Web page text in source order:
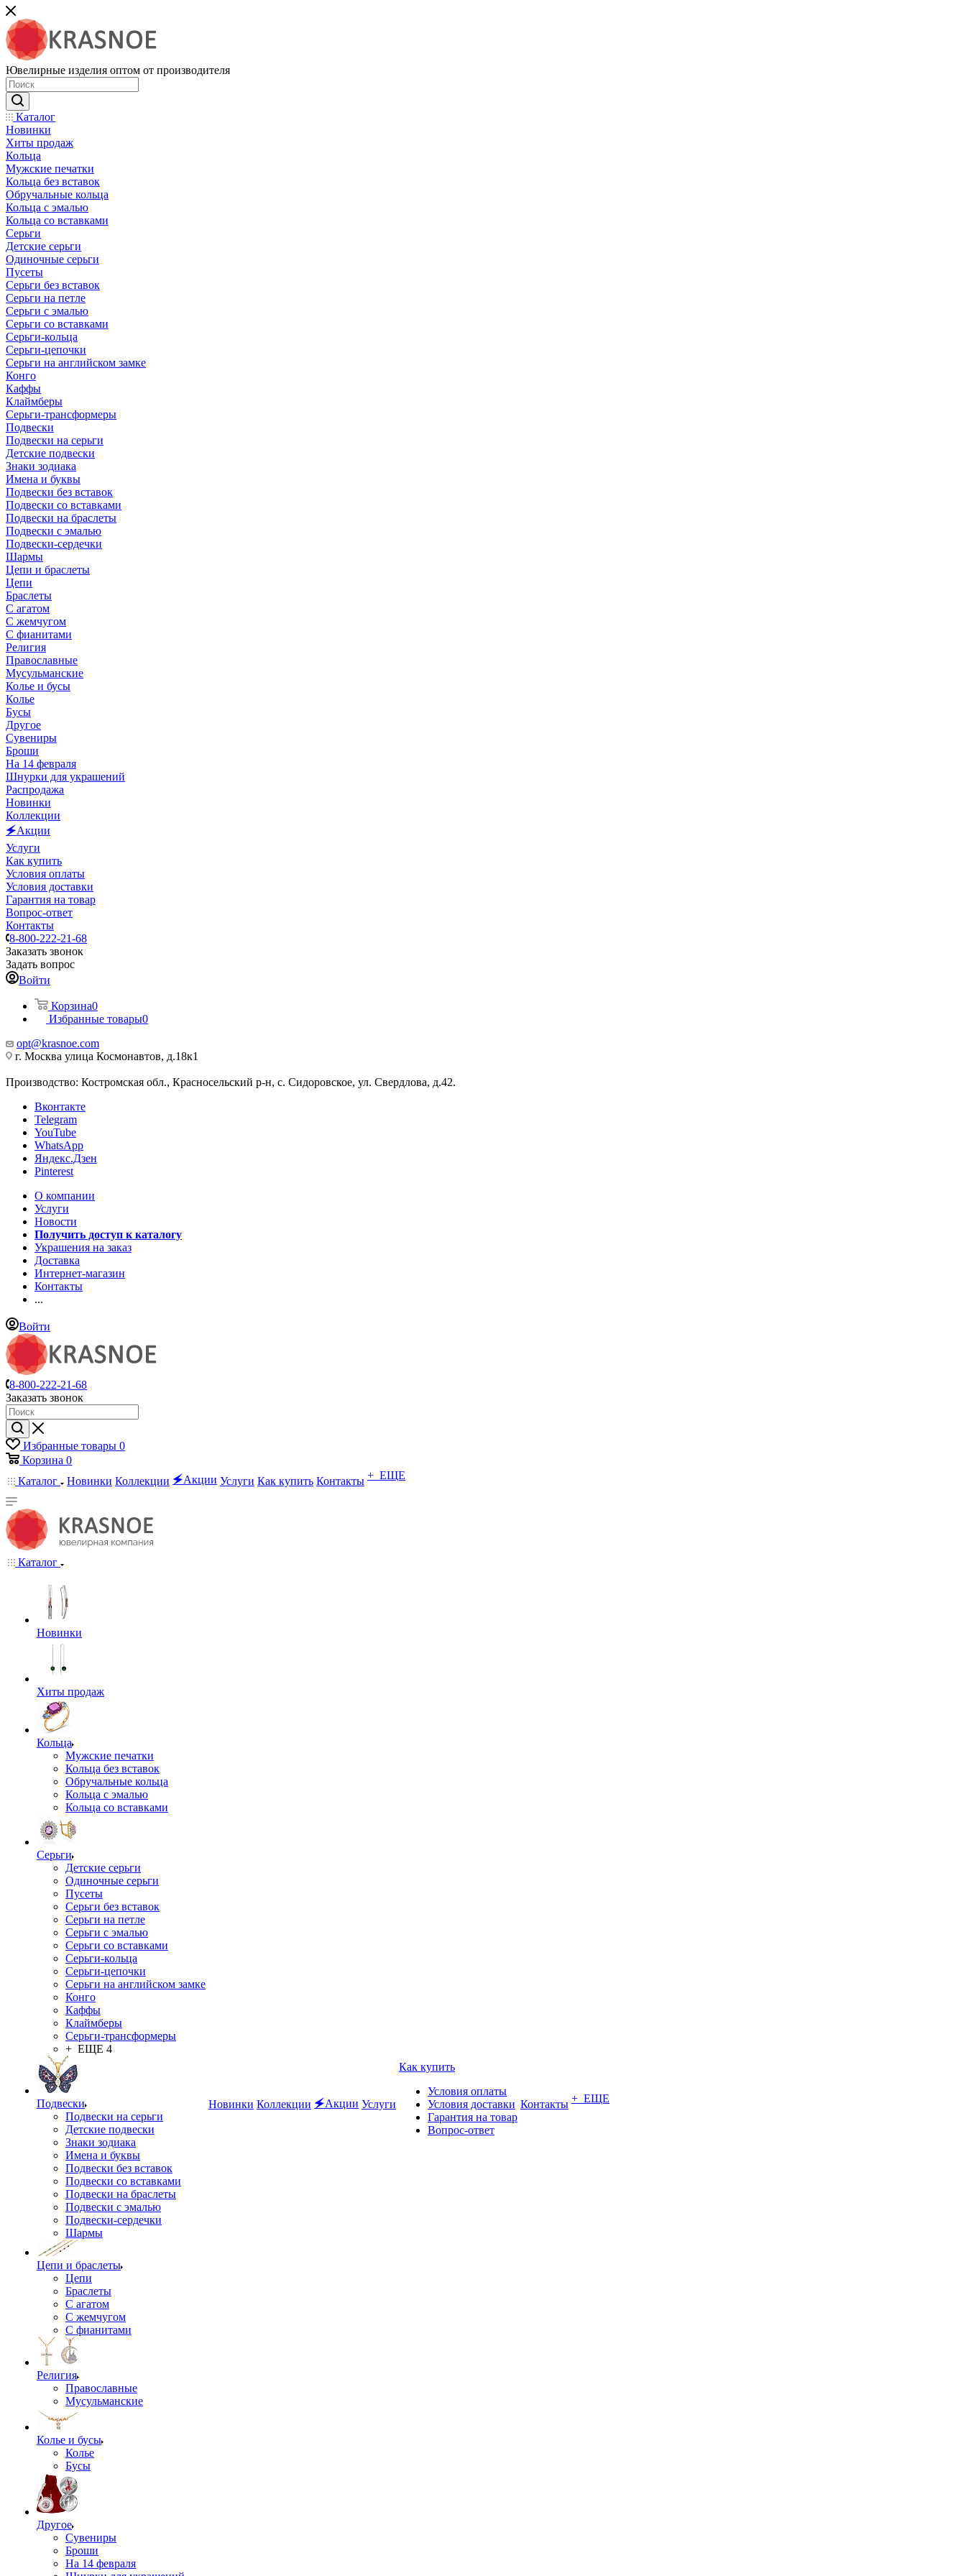
Ювелирные изделия оптом от производителя
Каталог
Новинки
Хиты продаж
Кольца
Мужские печатки
Кольца без вставок
Обручальные кольца
Кольца с эмалью
Кольца со вставками
Серьги
Детские серьги
Одиночные серьги
Пусеты
Серьги без вставок
Серьги на петле
Серьги с эмалью
Серьги со вставками
Серьги-кольца
Серьги-цепочки
Серьги на английском замке
Конго
Каффы
Клаймберы
Серьги-трансформеры
Подвески
Подвески на серьги
Детские подвески
Знаки зодиака
Имена и буквы
Подвески без вставок
Подвески со вставками
Подвески на браслеты
Подвески с эмалью
Подвески-сердечки
Шармы
Цепи и браслеты
Цепи
Браслеты
С агатом
С жемчугом
С фианитами
Религия
Православные
Мусульманские
Колье и бусы
Колье
Бусы
Другое
Сувениры
Броши
На 14 февраля
Шнурки для украшений
Распродажа
Новинки
Коллекции
🗲Акции
Услуги
Как купить
Условия оплаты
Условия доставки
Гарантия на товар
Вопрос-ответ
Контакты
8-800-222-21-68
Заказать звонок
Задать вопрос
Войти
Корзина0
Избранные товары0
opt@krasnoe.com
г. Москва улица Космонавтов, д.18к1
Производство: Костромская обл., Красносельский р-н, с. Сидоровское, ул. Свердлова, д.42.
Вконтакте
Telegram
YouTube
WhatsApp
Яндекс.Дзен
Pinterest
О компании
Услуги
Новости
Получить доступ к каталогу
Украшения на заказ
Доставка
Интернет-магазин
Контакты
...
Войти
8-800-222-21-68
Заказать звонок
Избранные товары 0
Корзина 0
Каталог
Новинки Коллекции 🗲Акции Услуги Как купить Контакты + ЕЩЕ
Каталог
Новинки
Хиты продаж
Кольца
Мужские печатки
Кольца без вставок
Обручальные кольца
Кольца с эмалью
Кольца со вставками
Серьги
Детские серьги
Одиночные серьги
Пусеты
Серьги без вставок
Серьги на петле
Серьги с эмалью
Серьги со вставками
Серьги-кольца
Серьги-цепочки
Серьги на английском замке
Конго
Каффы
Клаймберы
Серьги-трансформеры
+ ЕЩЕ 4
Подвески
Подвески на серьги
Детские подвески
Знаки зодиака
Имена и буквы
Подвески без вставок
Подвески со вставками
Подвески на браслеты
Подвески с эмалью
Подвески-сердечки
Шармы
Цепи и браслеты
Цепи
Браслеты
С агатом
С жемчугом
С фианитами
Религия
Православные
Мусульманские
Колье и бусы
Колье
Бусы
Другое
Сувениры
Броши
На 14 февраля
Новинки Коллекции 🗲Акции Услуги
Как купить
Условия оплаты
Условия доставки
Гарантия на товар
Вопрос-ответ
Контакты + ЕЩЕ